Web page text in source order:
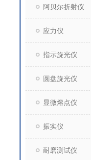
阿贝尔折射仪
应力仪
指示旋光仪
圆盘旋光仪
显微熔点仪
振实仪
耐磨测试仪